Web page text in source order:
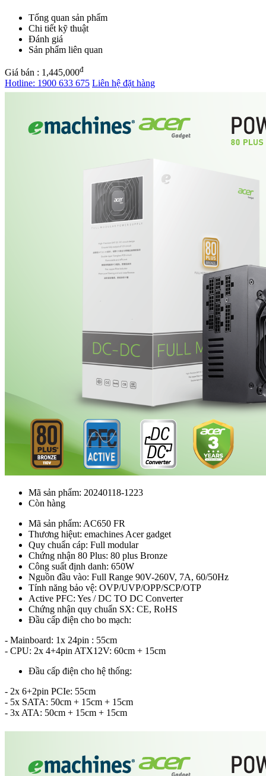
Tổng quan sản phẩm
Chi tiết kỹ thuật
Đánh giá
Sản phẩm liên quan
Giá bán : 1,445,000đ
Hotline: 1900 633 675 Liên hệ đặt hàng
Mã sản phẩm: 20240118-1223
Còn hàng
Mã sản phẩm: AC650 FR
Thương hiệut: emachines Acer gadget
Quy chuẩn cáp: Full modular
Chứng nhận 80 Plus: 80 plus Bronze
Công suất định danh: 650W
Nguồn đầu vào: Full Range 90V-260V, 7A, 60/50Hz
Tính năng bảo vệ: OVP/UVP/OPP/SCP/OTP
Active PFC: Yes / DC TO DC Converter
Chứng nhận quy chuẩn SX: CE, RoHS
Đầu cấp điện cho bo mạch:
- Mainboard: 1x 24pin : 55cm
- CPU: 2x 4+4pin ATX12V: 60cm + 15cm
Đầu cấp điện cho hệ thống:
- 2x 6+2pin PCIe: 55cm
- 5x SATA: 50cm + 15cm + 15cm
- 3x ATA: 50cm + 15cm + 15cm